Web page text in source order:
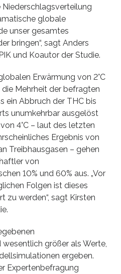
globale
unser gesamtes
bringen“, sagt Anders
und Koautor der Studie.
Erwärmung von 2°C
Mehrheit der befragten
ein Abbruch der THC bis
unumkehrbar ausgelöst
4°C – laut des letzten
Ergebnis von
Treibhausgasen – gehen
von
10% und 60% aus. „Vor
Folgen ist dieses
zu werden“, sagt Kirsten
größer als Werte,
ergeben.
Expertenbefragung